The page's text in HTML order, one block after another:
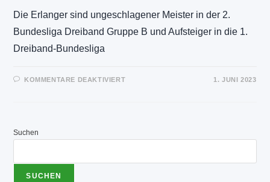
Die Erlanger sind ungeschlagener Meister in der 2.
Bundesliga Dreiband Gruppe B und Aufsteiger in die 1.
Dreiband-Bundesliga
KOMMENTARE DEAKTIVIERTFÜR
1. JUNI 2023
Suchen
SUCHEN